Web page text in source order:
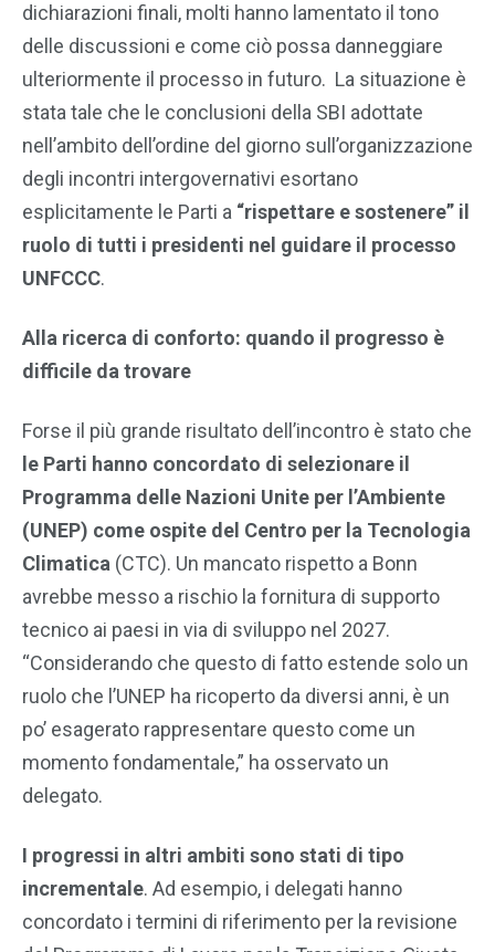
dichiarazioni finali, molti hanno lamentato il tono
delle discussioni e come ciò possa danneggiare
ulteriormente il processo in futuro. La situazione è
stata tale che le conclusioni della SBI adottate
nell’ambito dell’ordine del giorno sull’organizzazione
degli incontri intergovernativi esortano
esplicitamente le Parti a “rispettare e sostenere” il
ruolo di tutti i presidenti nel guidare il processo
UNFCCC.
Alla ricerca di conforto: quando il progresso è
difficile da trovare
Forse il più grande risultato dell’incontro è stato che
le Parti hanno concordato di selezionare il
Programma delle Nazioni Unite per l’Ambiente
(UNEP) come ospite del Centro per la Tecnologia
Climatica (CTC). Un mancato rispetto a Bonn
avrebbe messo a rischio la fornitura di supporto
tecnico ai paesi in via di sviluppo nel 2027.
“Considerando che questo di fatto estende solo un
ruolo che l’UNEP ha ricoperto da diversi anni, è un
po’ esagerato rappresentare questo come un
momento fondamentale,” ha osservato un
delegato.
I progressi in altri ambiti sono stati di tipo
incrementale. Ad esempio, i delegati hanno
concordato i termini di riferimento per la revisione